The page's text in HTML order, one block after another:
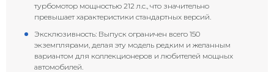
турбомотор мощностью 212 л.с., что значительно
превышает характеристики стандартных версий.
Эксклюзивность: Выпуск ограничен всего 150
экземплярами, делая эту модель редким и желанным
вариантом для коллекционеров и любителей мощных
автомобилей.